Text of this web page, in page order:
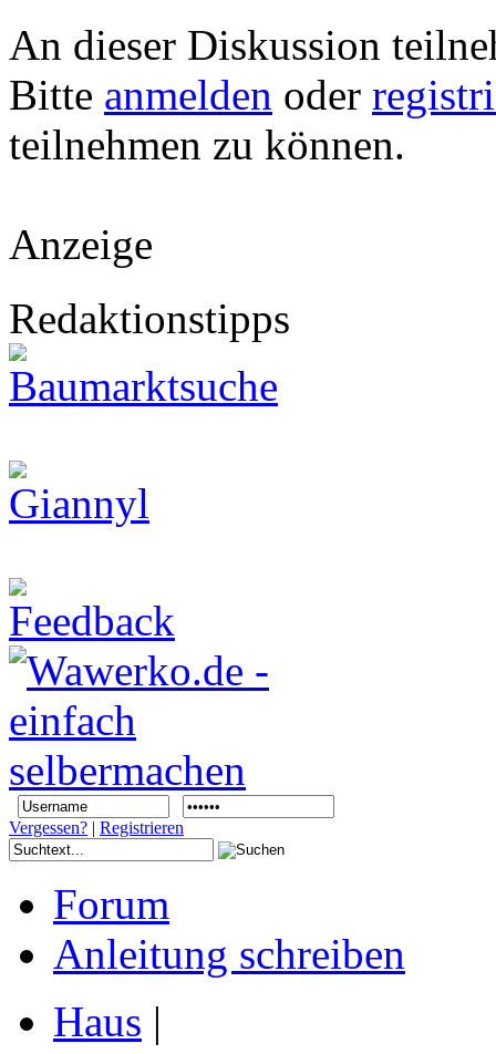
An dieser Diskussion
Bitte anmelden oder
teilnehmen zu können.
Anzeige
Redaktionstipps
Vergessen? | Registrieren
Forum
Anleitung schreiben
Haus |